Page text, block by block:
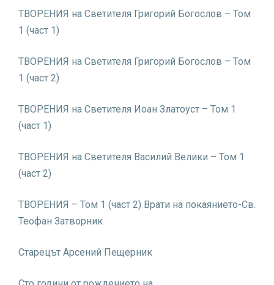
ТВОРЕНИЯ на Светителя Григорий Богослов – Том
1 (част 1)
ТВОРЕНИЯ на Светителя Григорий Богослов – Том
1 (част 2)
ТВОРЕНИЯ на Светителя Иоан Златоуст – Том 1
(част 1)
ТВОРЕНИЯ на Светителя Василий Велики – Том 1
(част 2)
ТВОРЕНИЯ – Том 1 (част 2) Врати на покаянието-Св.
Теофан Затворник
Старецът Арсений Пещерник